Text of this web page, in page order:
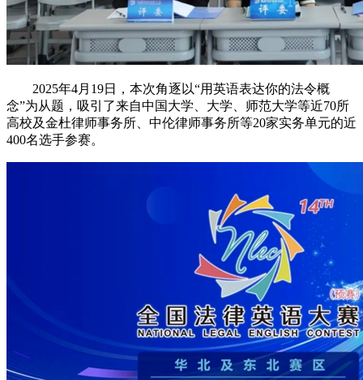
2025年4月19日，本次角逐以“用英语表达你的法令概
念”为从题，吸引了来自中国大学、大学、师范大学等近70所
高校及金杜律师事务所、中伦律师事务所等20家实务单元的近
400名选手参赛。